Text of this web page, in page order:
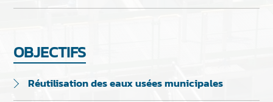
OBJECTIFS
Réutilisation des eaux usées municipales